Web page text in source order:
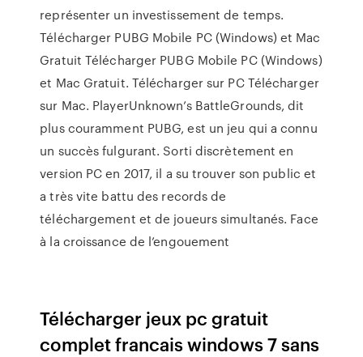
représenter un investissement de temps.
Télécharger PUBG Mobile PC (Windows) et Mac
Gratuit Télécharger PUBG Mobile PC (Windows)
et Mac Gratuit. Télécharger sur PC Télécharger
sur Mac. PlayerUnknown’s BattleGrounds, dit
plus couramment PUBG, est un jeu qui a connu
un succès fulgurant. Sorti discrètement en
version PC en 2017, il a su trouver son public et
a très vite battu des records de
téléchargement et de joueurs simultanés. Face
à la croissance de l’engouement
Télécharger jeux pc gratuit
complet francais windows 7 sans